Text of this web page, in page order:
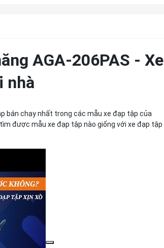
AGA-206PAS - Xe
nhà
bán chạy nhất trong các mẫu xe đạp tập của
được mẫu xe đạp tập nào giống với xe đạp tập